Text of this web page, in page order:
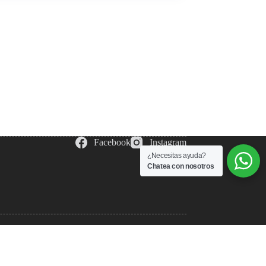
Facebook Instagram
¿Necesitas ayuda?
Chatea con nosotros